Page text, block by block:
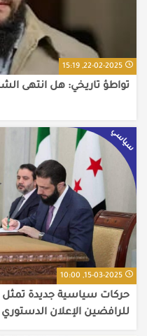
22-02-2025, 15:19
سياسي
15-03-2025, 10:00
حركات سياسية جديدة
للرافضين الإعلان الدستوري